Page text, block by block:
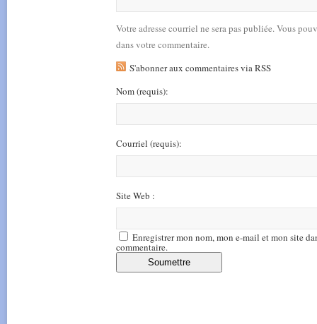
Votre adresse courriel ne sera pas publiée. Vous
dans votre commentaire.
S'abonner aux commentaires via RSS
Nom(requis):
Courriel (requis):
Site Web :
Enregistrer mon nom, mon e-mail et mon site
commentaire.